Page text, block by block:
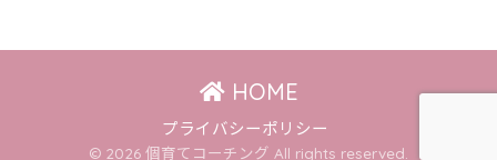
HOME
プライバシーポリシー
© 2026 個育てコーチング All rights reserved.